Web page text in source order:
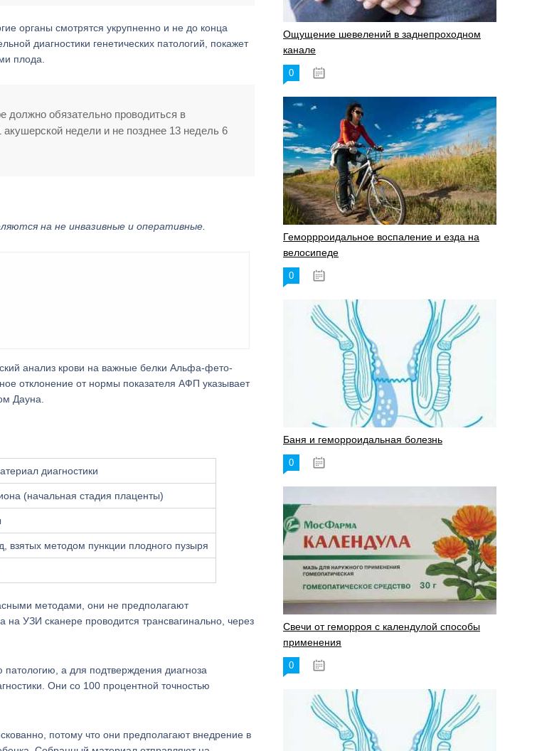
органы смотрятся укрупненно и не до конца
диагностики генетических патологий, покажет
плода.
должно обязательно проводиться в
недели и не позднее 13 недель 6
на не инвазивные и оперативные.
анализ крови на важные белки Альфа-фето-
отклонение от нормы показателя АФП указывает
Дауна.
диагностики
(начальная стадия плаценты)
взятых методом пункции плодного пузыря
методами, они не предполагают
УЗИ сканере проводится трансвагинально, через
а для подтверждения диагноза
Они со 100 процентной точностью
потому что они предполагают внедрение в
Ощущение шевелений в заднепроходном
канале
0
Геморрроидальное воспаление и езда на
велосипеде
0
Баня и геморроидальная болезнь
0
Свечи от геморроя с календулой способы
применения
0